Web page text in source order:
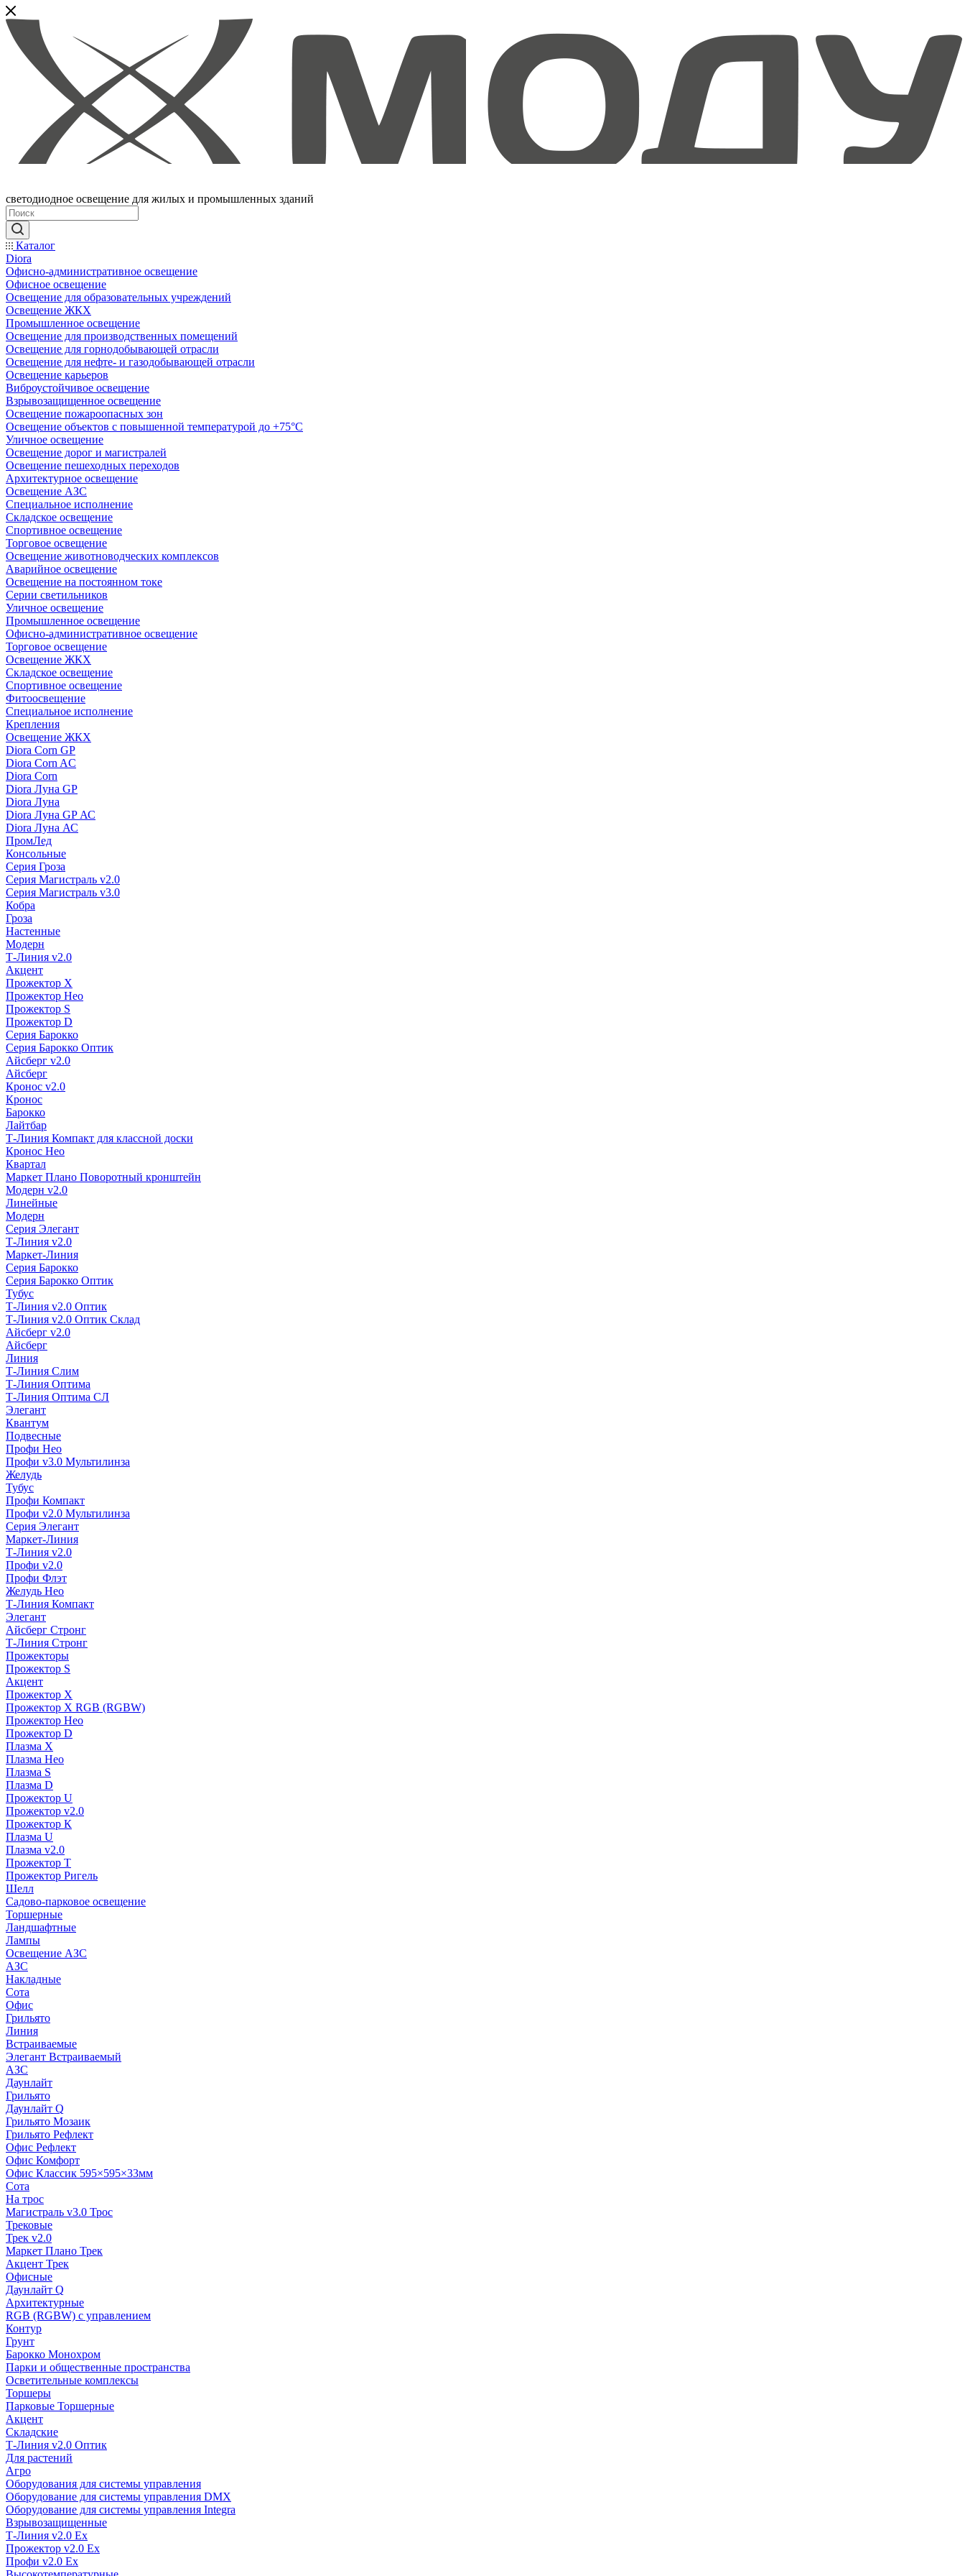
светодиодное освещение для жилых и промышленных зданий
Каталог
Diora
Офисно-административное освещение
Офисное освещение
Освещение для образовательных учреждений
Освещение ЖКХ
Промышленное освещение
Освещение для производственных помещений
Освещение для горнодобывающей отрасли
Освещение для нефте- и газодобывающей отрасли
Освещение карьеров
Виброустойчивое освещение
Взрывозащищенное освещение
Освещение пожароопасных зон
Освещение объектов с повышенной температурой до +75°C
Уличное освещение
Освещение дорог и магистралей
Освещение пешеходных переходов
Архитектурное освещение
Освещение АЗС
Специальное исполнение
Складское освещение
Спортивное освещение
Торговое освещение
Освещение животноводческих комплексов
Аварийное освещение
Освещение на постоянном токе
Серии светильников
Уличное освещение
Промышленное освещение
Офисно-административное освещение
Торговое освещение
Освещение ЖКХ
Складское освещение
Спортивное освещение
Фитоосвещение
Специальное исполнение
Крепления
Освещение ЖКХ
Diora Corn GP
Diora Corn AC
Diora Corn
Diora Луна GP
Diora Луна
Diora Луна GP АС
Diora Луна АС
ПромЛед
Консольные
Серия Гроза
Серия Магистраль v2.0
Серия Магистраль v3.0
Кобра
Гроза
Настенные
Модерн
Т-Линия v2.0
Акцент
Прожектор X
Прожектор Нео
Прожектор S
Прожектор D
Серия Барокко
Серия Барокко Оптик
Айсберг v2.0
Айсберг
Кронос v2.0
Кронос
Барокко
Лайтбар
Т-Линия Компакт для классной доски
Кронос Нео
Квартал
Маркет Плано Поворотный кронштейн
Модерн v2.0
Линейные
Модерн
Серия Элегант
Т-Линия v2.0
Маркет-Линия
Серия Барокко
Серия Барокко Оптик
Тубус
Т-Линия v2.0 Оптик
Т-Линия v2.0 Оптик Склад
Айсберг v2.0
Айсберг
Линия
Т-Линия Слим
Т-Линия Оптима
Т-Линия Оптима СЛ
Элегант
Квантум
Подвесные
Профи Нео
Профи v3.0 Мультилинза
Желудь
Тубус
Профи Компакт
Профи v2.0 Мультилинза
Серия Элегант
Маркет-Линия
Т-Линия v2.0
Профи v2.0
Профи Флэт
Желудь Нео
Т-Линия Компакт
Элегант
Айсберг Стронг
Т-Линия Стронг
Прожекторы
Прожектор S
Акцент
Прожектор X
Прожектор Х RGB (RGBW)
Прожектор Нео
Прожектор D
Плазма X
Плазма Нео
Плазма S
Плазма D
Прожектор U
Прожектор v2.0
Прожектор К
Плазма U
Плазма v2.0
Прожектор Т
Прожектор Ригель
Шелл
Садово-парковое освещение
Торшерные
Ландшафтные
Лампы
Освещение АЗС
АЗС
Накладные
Сота
Офис
Грильято
Линия
Встраиваемые
Элегант Встраиваемый
АЗС
Даунлайт
Грильято
Даунлайт Q
Грильято Мозаик
Грильято Рефлект
Офис Рефлект
Офис Комфорт
Офис Классик 595×595×33мм
Сота
На трос
Магистраль v3.0 Трос
Трековые
Трек v2.0
Маркет Плано Трек
Акцент Трек
Офисные
Даунлайт Q
Архитектурные
RGB (RGBW) с управлением
Контур
Грунт
Барокко Монохром
Парки и общественные пространства
Осветительные комплексы
Торшеры
Парковые Торшерные
Акцент
Складские
Т-Линия v2.0 Оптик
Для растений
Агро
Оборудования для системы управления
Оборудование для системы управления DMX
Оборудование для системы управления Integra
Взрывозащищенные
Т-Линия v2.0 Ex
Прожектор v2.0 Ex
Профи v2.0 Ex